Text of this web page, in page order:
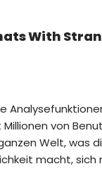
With
von
Welt, was
macht, sich